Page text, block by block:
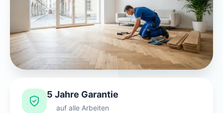
5 Jahre Garantie
auf alle Arbeiten